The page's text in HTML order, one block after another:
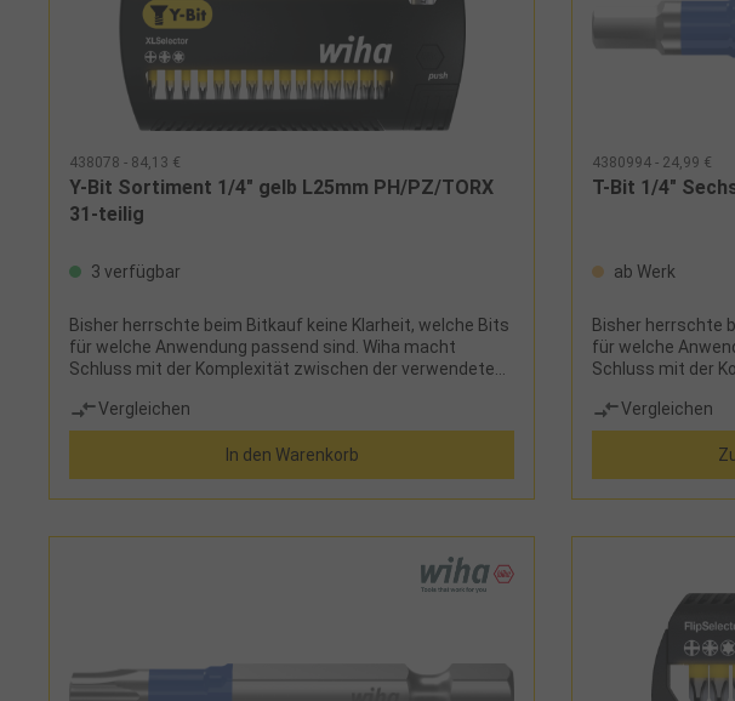
438078 - 84,13 €
Y-Bit Sortiment 1/4" gelb L25mm PH/PZ/TORX
31-teilig
3 verfügbar
Bisher herrschte beim Bitkauf keine Klarheit, welche Bits
für welche Anwendung passend sind. Wiha macht
Schluss mit der Komplexität zwischen der verwendeten
unterschiedlichen Bits. Dank des revolutionären
Bitkonzepts von Wiha ist lediglich die Schraubenform
ausschlaggebend für die Auswahl des richtigen Bits. Als
Multitalent ist der TY-Bit für alle Arten von Schrauben,
sowohl für T-förmige als auch Y-förmige Schrauben,
Verschraubungen in allen Materialien. Dank der
patentierten, verlängerten Torsionszone ist der Bit auch
für Impact- und Schlagschrauber geeignet und
auch im Dunkeln mit UV-Licht gut zu finden. Somit kann
die Anzahl verloren gegangener Bits gesenkt und die
Vergleichen
In den Warenkorb
4380994 - 24,99 €
T-Bit 1/4"
ab Werk
Bisher herrschte
für welche
Schluss mit der
unterschiedlichen
Bitkonzepts von
Multitalent ist der
sowohl für T-
Verschraubungen
patentierten,
für Impact- und
garantiert eine
zu den Wiha
schnell und
auch im Dunkeln
die Anzahl
Vergleichen